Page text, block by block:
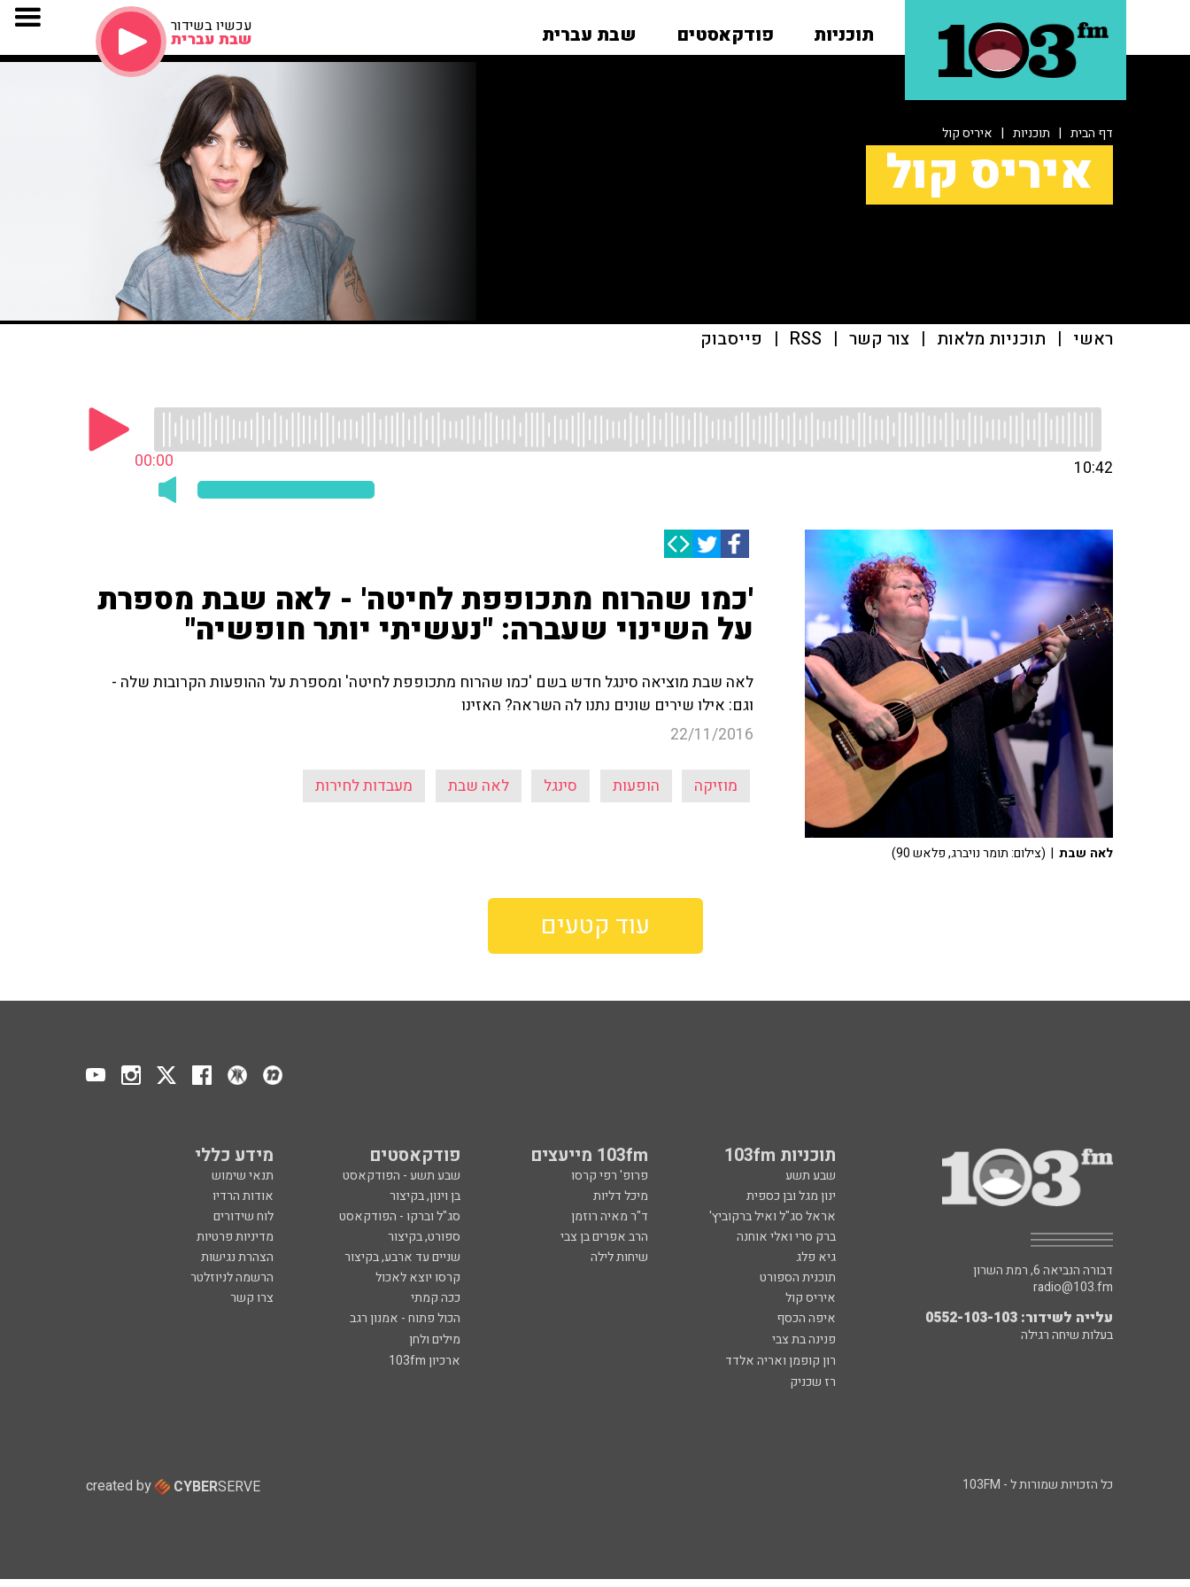
תוכניות פודקאסטים שבת עברית עכשיו בשידור
שבת עברית
דף הבית | תוכניות | איריס קול
איריס קול
ראשי | תוכניות מלאות | צור קשר |
RSS
| פייסבוק
00:00 10:42
'כמו שהרוח מתכופפת לחיטה' - לאה שבת מספרת
על השינוי שעברה: "נעשיתי יותר חופשיה"
לאה שבת מוציאה סינגל חדש בשם 'כמו שהרוח מתכופפת לחיטה' ומספרת על ההופעות הקרובות שלה -
וגם: אילו שירים שונים נתנו לה השראה? האזינו
22/11/2016
מוזיקה הופעות סינגל לאה שבת מעבדות לחירות
לאה שבת | (צילום: תומר נויברג, פלאש 90)
עוד קטעים
תוכניות 103fm 103fm מייעצים פודקאסטים מידע כללי
שבע תשע פרופ' רפי קרסו שבע תשע - הפודקאסט
תנאי שימוש
ינון מגל ובן כספית
מיכל דליות בן וינון, בקיצור
אודות הרדיו
אראל סג"ל ואיל ברקוביץ'
ד"ר מאיה רוזמן סג"ל וברקו - הפודקאסט
לוח שידורים
ברק סרי ואלי אוחנה
הרב אפרים בן צבי ספורט, בקיצור
מדיניות פרטיות
גיא פלג
שיחות לילה שניים עד ארבע, בקיצור
הצהרת נגישות
תוכנית הספורט
קרסו יוצא לאכול
הרשמה לניוזלטר
איריס קול
ככה קמתי
צרו קשר
איפה הכסף
הכול פתוח - אמנון רגב
פנינה בת צבי
מילים ולחן
רון קופמן ואריה אלדד
ארכיון 103fm
רז שכניק
דבורה הנביאה 6, רמת השרון
radio@103.fm
עלייה לשידור: 0552-103-103
בעלות שיחה רגילה
כל הזכויות שמורות ל - 103FM created by CYBERSERVE